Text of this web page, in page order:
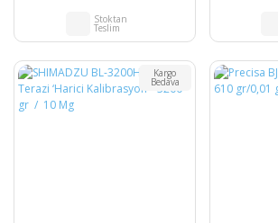
Stoktan
Teslim
Kargo
Bedava